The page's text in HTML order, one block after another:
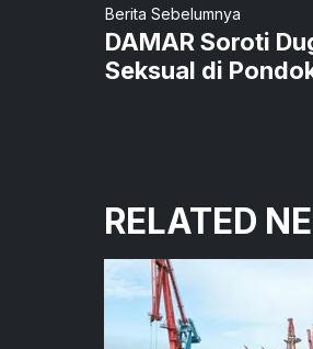
Berita Sebelumnya
DAMAR Soroti
Seksual di
RELATED